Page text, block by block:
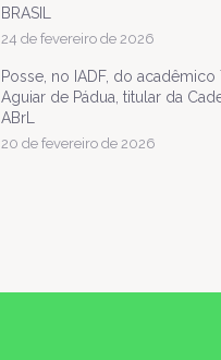
BRASIL
24 de fevereiro de 2026
Posse, no IADF, do acadêmico
Aguiar de Pádua, titular da
ABrL
20 de fevereiro de 2026